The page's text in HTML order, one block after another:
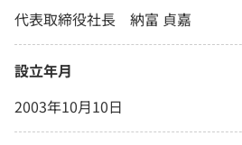
代表取締役社長 納富 貞嘉
設立年月
2003年10月10日